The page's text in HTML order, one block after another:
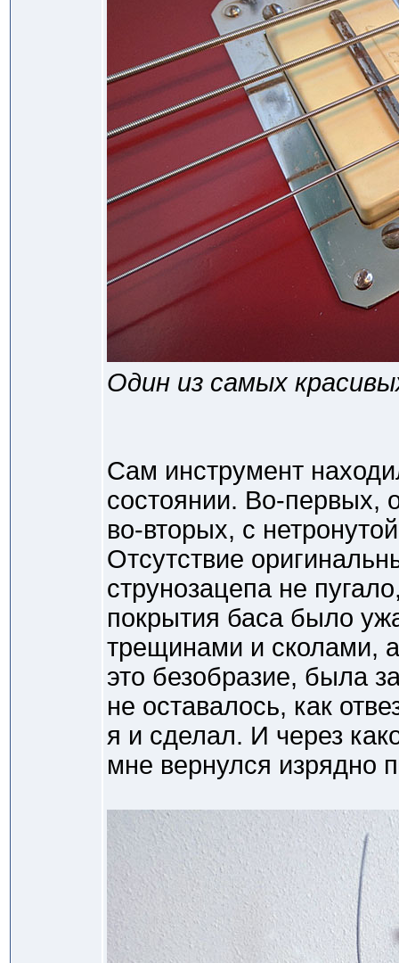
Один из самых
Сам инструмент
состоянии. Во-первых,
во-вторых, с
Отсутствие
струнозацепа не
покрытия баса было
трещинами и сколами,
это безобразие, была
не оставалось, как
я и сделал. И через
мне вернулся изрядно